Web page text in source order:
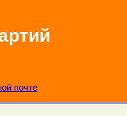
почте